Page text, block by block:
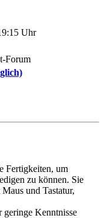
Uhr
Forum
Fertigkeiten, um
zu können. Sie
und Tastatur,
geringe Kenntnisse